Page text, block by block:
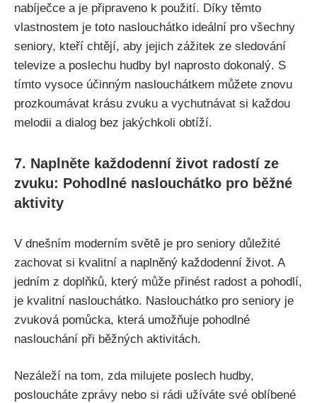
nabíječce a je připraveno k použití. Díky těmto
vlastnostem je toto naslouchátko ideální pro všechny
seniory, kteří chtějí, aby jejich zážitek ze sledování
televize a poslechu hudby byl naprosto dokonalý. S
tímto vysoce účinným naslouchátkem můžete znovu
prozkoumávat krásu zvuku a vychutnávat si každou
melodii a dialog bez jakýchkoli obtíží.
7. Naplněte každodenní život radostí ze
zvuku: Pohodlné naslouchátko pro běžné
aktivity
V dnešním moderním světě je pro seniory důležité
zachovat si kvalitní a naplněný každodenní život. A
jedním z doplňků, který může přinést radost a pohodlí,
je kvalitní naslouchátko. Naslouchátko pro seniory je
zvuková pomůcka, která umožňuje pohodlné
naslouchání při běžných aktivitách.
Nezáleží na tom, zda milujete poslech hudby,
posloucháte zprávy nebo si rádi užíváte své oblíbené